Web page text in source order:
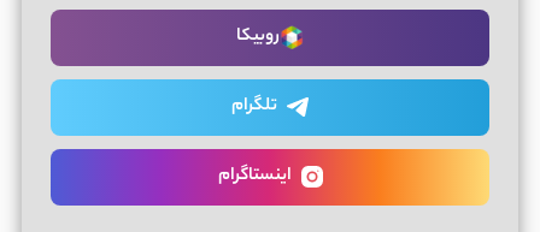
روبیکا
تلگرام
اینستاگرام